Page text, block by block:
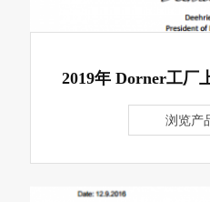
2019年 Dorner工厂
浏览产